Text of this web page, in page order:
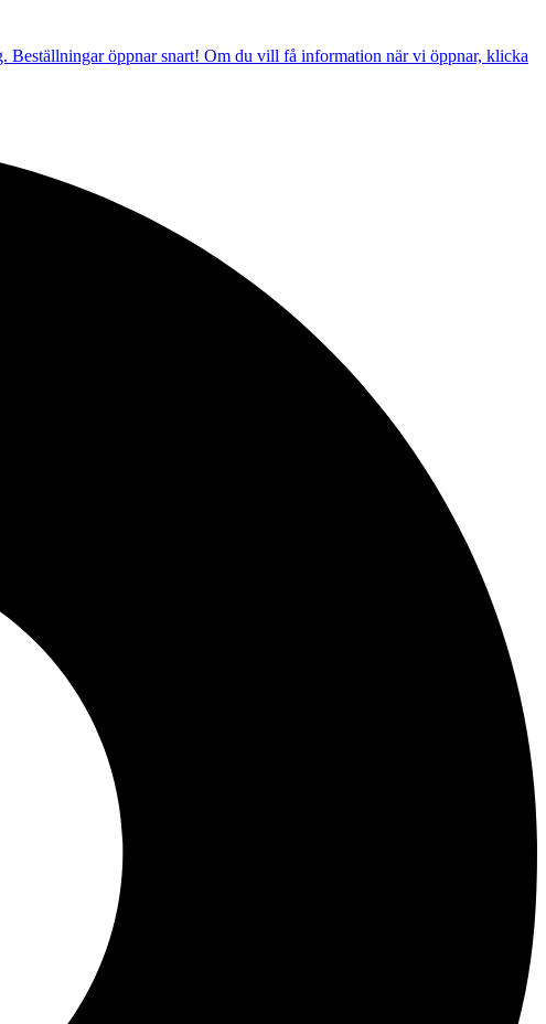
Beställningar öppnar snart! Om du vill få information när vi öppnar, klicka